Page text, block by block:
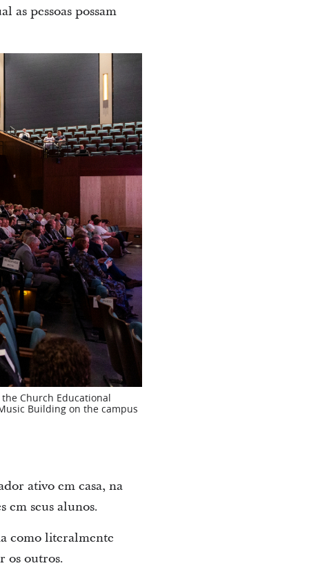
as pessoas possam
Church Educational
Building on the campus
ativo em casa, na
em seus alunos.
como literalmente
os outros.